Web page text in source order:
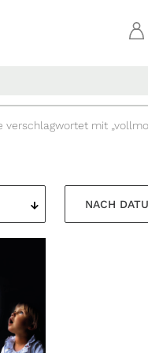
verschlagwortet mit